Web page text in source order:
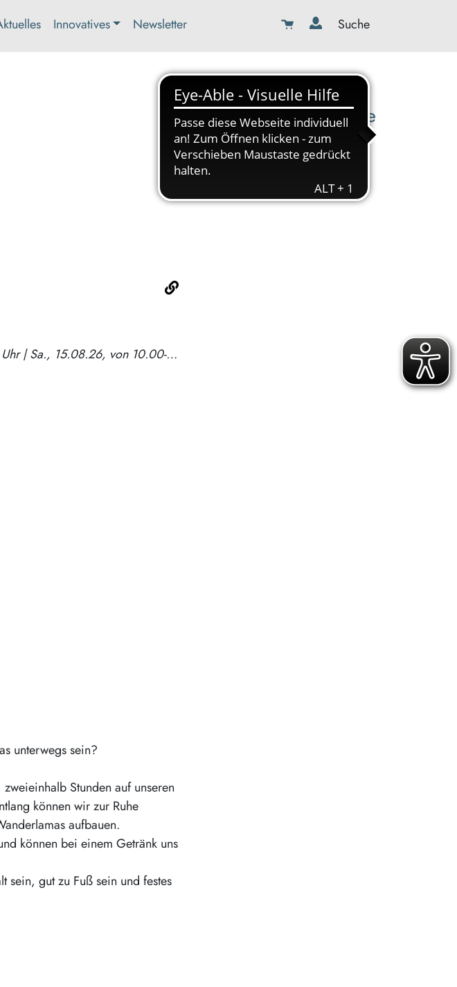
Innovatives Newsletter Suche
08179-423989-0
info@kbw-toelz-wor.de
3x | Sa., 01.08.26, von 10.00-12.30 Uhr | Sa., 08.08.26, von 13.00-15.30 Uhr | Sa., 15.08.26, von 10.00-12.30 Uhr
unterwegs sein?
Stunden auf unseren
können wir zur Ruhe
aufbauen.
können bei einem Getränk uns
sein, gut zu Fuß sein und festes